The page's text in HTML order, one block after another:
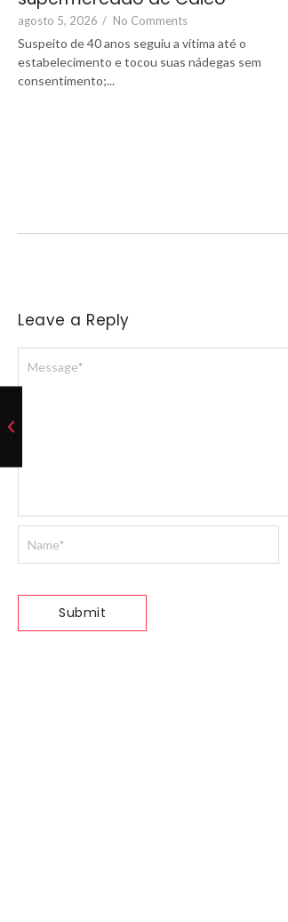
agosto 5, 2026 / No Comments
Suspeito de 40 anos seguiu a vítima até o
estabelecimento e tocou suas nádegas sem
consentimento;...
Leave a Reply